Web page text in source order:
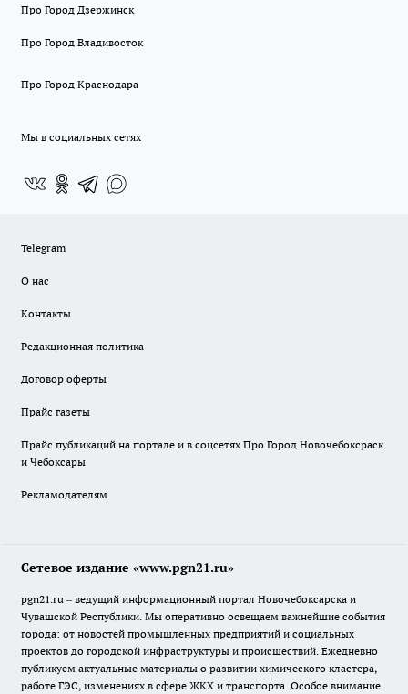
Про Город Дзержинск
Про Город Владивосток
Про Город Краснодара
Мы в социальных сетях
Telegram
О нас
Контакты
Редакционная политика
Договор оферты
Прайс газеты
Прайс публикаций на портале и в соцсетях Про Город Новочебоксраск
и Чебоксары
Рекламодателям
Сетевое издание «www.pgn21.ru»
pgn21.ru – ведущий информационный портал Новочебоксарска и
Чувашской Республики. Мы оперативно освещаем важнейшие события
города: от новостей промышленных предприятий и социальных
проектов до городской инфраструктуры и происшествий. Ежедневно
публикуем актуальные материалы о развитии химического кластера,
работе ГЭС, изменениях в сфере ЖКХ и транспорта. Особое внимание